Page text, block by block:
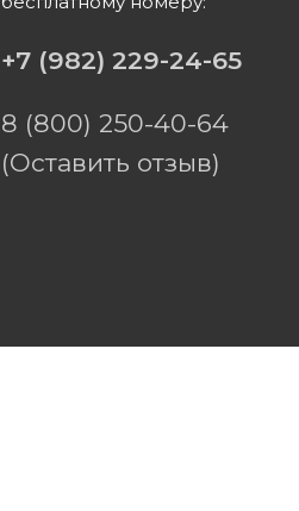
+7 (982) 229-24-65
8 (800) 250-40-64
(Оставить отзыв)